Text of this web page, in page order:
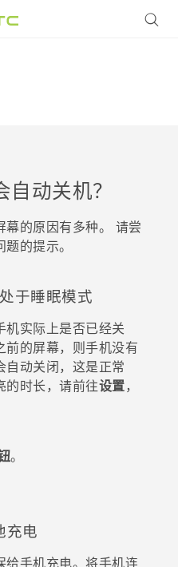
动关机？
的原因有多种。 请尝
的提示。
于睡眠模式
机实际上是否已经关
的屏幕，则手机没有
自动关闭，这是正常
的时长，请前往设置，
。
充电
给手机充电。将手机连